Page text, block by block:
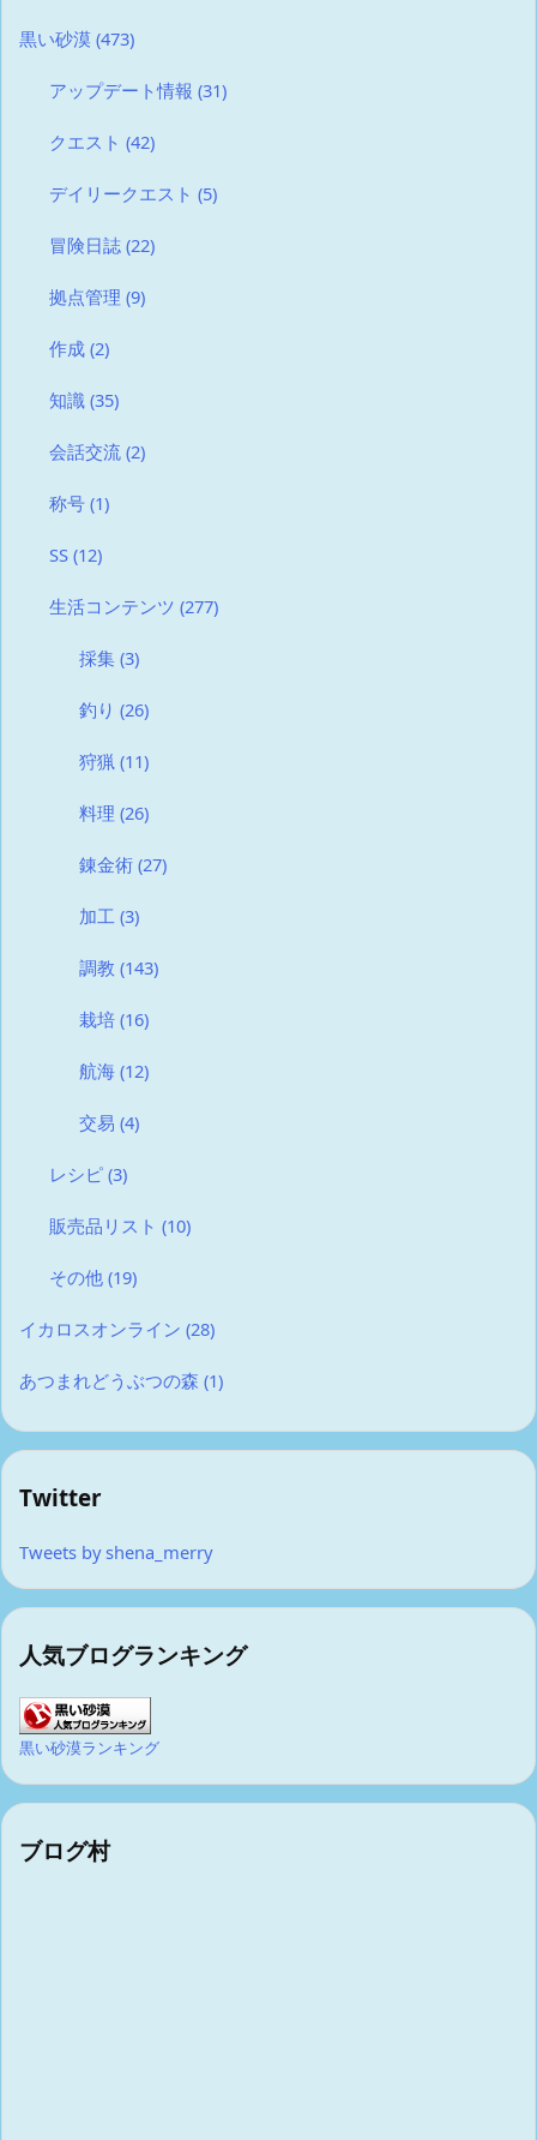
黒い砂漠 (473)
アップデート情報 (31)
クエスト (42)
デイリークエスト (5)
冒険日誌 (22)
拠点管理 (9)
作成 (2)
知識 (35)
会話交流 (2)
称号 (1)
SS (12)
生活コンテンツ (277)
採集 (3)
釣り (26)
狩猟 (11)
料理 (26)
錬金術 (27)
加工 (3)
調教 (143)
栽培 (16)
航海 (12)
交易 (4)
レシピ (3)
販売品リスト (10)
その他 (19)
イカロスオンライン (28)
あつまれどうぶつの森 (1)
Twitter
Tweets by shena_merry
人気ブログランキング
黒い砂漠ランキング
ブログ村